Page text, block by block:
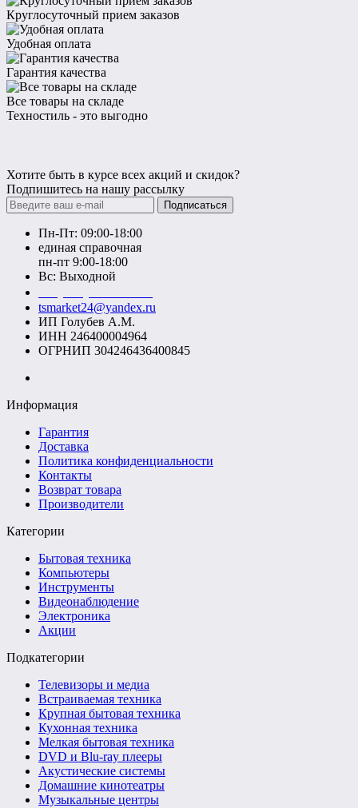
Круглосуточный прием заказов
Удобная оплата
Гарантия качества
Все товары на складе
Техностиль - это выгодно
Хотите быть в курсе всех акций и скидок?
Подпишитесь на нашу рассылку
Подписаться
Пн-Пт: 09:00-18:00
единая справочная
пн-пт 9:00-18:00
Вс: Выходной
tsmarket24@yandex.ru
ИП Голубев А.М.
ИНН 246400004964
ОГРНИП 304246436400845
Информация
Гарантия
Доставка
Политика конфиденциальности
Контакты
Возврат товара
Производители
Категории
Бытовая техника
Компьютеры
Инструменты
Видеонаблюдение
Электроника
Акции
Подкатегории
Телевизоры и медиа
Встраиваемая техника
Крупная бытовая техника
Кухонная техника
Мелкая бытовая техника
DVD и Blu-ray плееры
Акустические системы
Домашние кинотеатры
Музыкальные центры